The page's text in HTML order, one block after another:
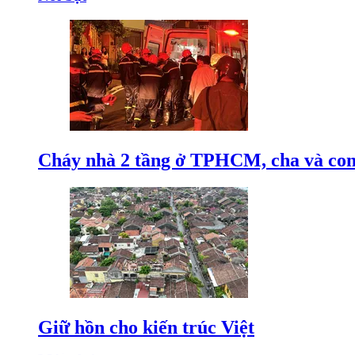
Cháy nhà 2 tầng ở TPHCM, cha và
Giữ hồn cho kiến trúc Việt